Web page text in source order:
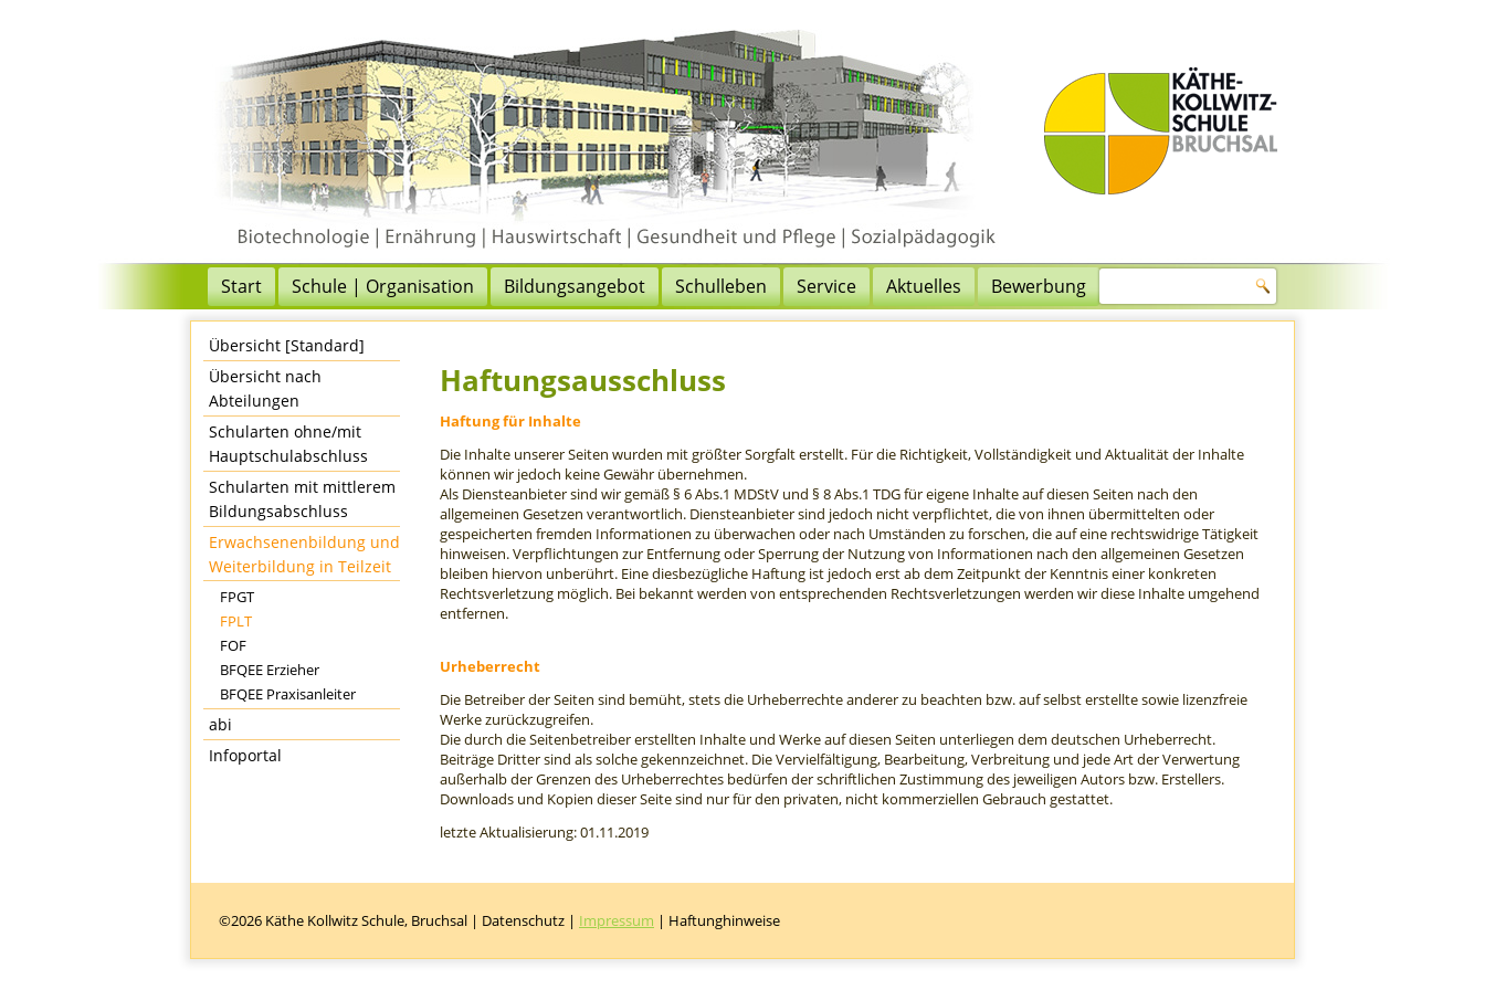
Start Schule | Organisation Bildungsangebot Schulleben Service Aktuelles Bewerbung
Übersicht [Standard]
Übersicht nach
Abteilungen
Schularten ohne/mit
Hauptschulabschluss
Schularten mit mittlerem
Bildungsabschluss
Erwachsenenbildung und
Weiterbildung in Teilzeit
FPGT
FPLT
FOF
BFQEE Erzieher
BFQEE Praxisanleiter
abi
Infoportal
Haftungsausschluss
Haftung für Inhalte
Die Inhalte unserer Seiten wurden mit größter Sorgfalt erstellt. Für die Richtigkeit, Vollständigkeit und Aktualität der Inhalte
können wir jedoch keine Gewähr übernehmen.
Als Diensteanbieter sind wir gemäß § 6 Abs.1 MDStV und § 8 Abs.1 TDG für eigene Inhalte auf diesen Seiten nach den
allgemeinen Gesetzen verantwortlich. Diensteanbieter sind jedoch nicht verpflichtet, die von ihnen übermittelten oder
gespeicherten fremden Informationen zu überwachen oder nach Umständen zu forschen, die auf eine rechtswidrige Tätigkeit
hinweisen. Verpflichtungen zur Entfernung oder Sperrung der Nutzung von Informationen nach den allgemeinen Gesetzen
bleiben hiervon unberührt. Eine diesbezügliche Haftung ist jedoch erst ab dem Zeitpunkt der Kenntnis einer konkreten
Rechtsverletzung möglich. Bei bekannt werden von entsprechenden Rechtsverletzungen werden wir diese Inhalte umgehend
entfernen.
Urheberrecht
Die Betreiber der Seiten sind bemüht, stets die Urheberrechte anderer zu beachten bzw. auf selbst erstellte sowie lizenzfreie
Werke zurückzugreifen.
Die durch die Seitenbetreiber erstellten Inhalte und Werke auf diesen Seiten unterliegen dem deutschen Urheberrecht.
Beiträge Dritter sind als solche gekennzeichnet. Die Vervielfältigung, Bearbeitung, Verbreitung und jede Art der Verwertung
außerhalb der Grenzen des Urheberrechtes bedürfen der schriftlichen Zustimmung des jeweiligen Autors bzw. Erstellers.
Downloads und Kopien dieser Seite sind nur für den privaten, nicht kommerziellen Gebrauch gestattet.
letzte Aktualisierung: 01.11.2019
©2026 Käthe Kollwitz Schule, Bruchsal | Datenschutz | Impressum | Haftunghinweise